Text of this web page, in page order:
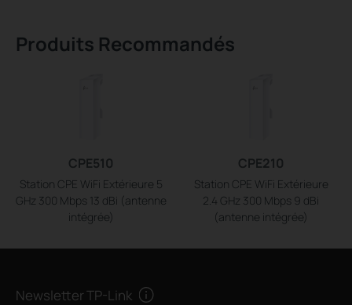
Produits Recommandés
CPE510
Station CPE WiFi Extérieure 5
GHz 300 Mbps 13 dBi (antenne
intégrée)
CPE210
Station CPE WiFi Extérieure
2.4 GHz 300 Mbps 9 dBi
(antenne intégrée)
Newsletter TP-Link